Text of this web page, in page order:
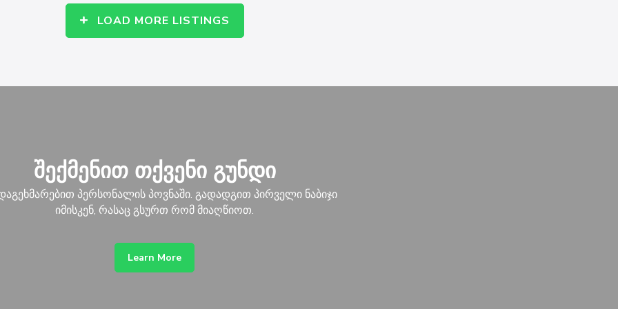
LOAD MORE LISTINGS
შექმენით თქვენი გუნდი
პერსონალის პოვნაში. გადადგით პირველი ნაბიჯი
იმისკენ, რასაც გსურთ რომ მიაღწიოთ.
Learn More